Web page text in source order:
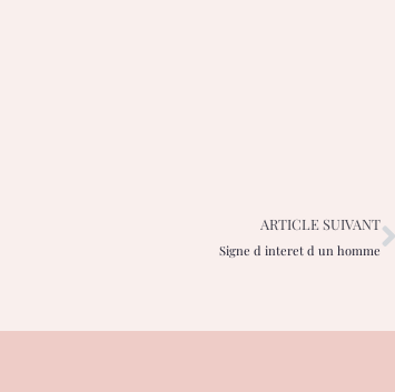
ARTICLE SUIVANT
Signe d interet d un homme